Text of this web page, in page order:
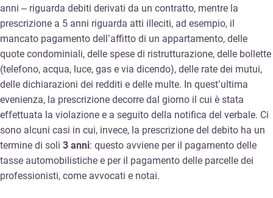
anni – riguarda debiti derivati da un contratto, mentre la
prescrizione a 5 anni riguarda atti illeciti, ad esempio, il
mancato pagamento dell’affitto di un appartamento, delle
quote condominiali, delle spese di ristrutturazione, delle bollette
(telefono, acqua, luce, gas e via dicendo), delle rate dei mutui,
delle dichiarazioni dei redditi e delle multe. In quest’ultima
evenienza, la prescrizione decorre dal giorno il cui è stata
effettuata la violazione e a seguito della notifica del verbale. Ci
sono alcuni casi in cui, invece, la prescrizione del debito ha un
termine di soli 3 anni: questo avviene per il pagamento delle
tasse automobilistiche e per il pagamento delle parcelle dei
professionisti, come avvocati e notai.